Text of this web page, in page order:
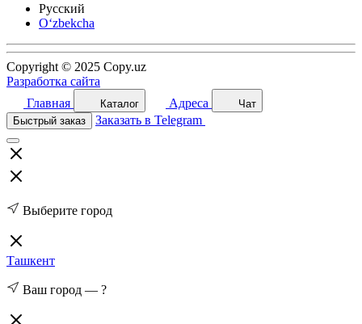
Русский
O‘zbekcha
Copyright © 2025 Copy.uz
Разработка сайта
Главная
Каталог Адреса
Чат
Быстрый заказ
Заказать в Telegram
Выберите город
Ташкент
Ваш город — ?